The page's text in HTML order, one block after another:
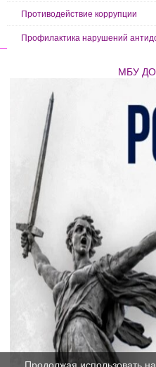
Противодействие коррупции
Профилактика нарушений
МБУ